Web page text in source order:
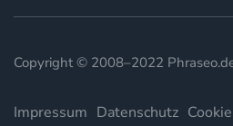
Copyright © 2008–2022
Impressum Datenschutz